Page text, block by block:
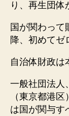
り、再生団体
国が関わって
降、初めてゼ
自治体財政は
一般社団法人
（東京都港
は国が関与す